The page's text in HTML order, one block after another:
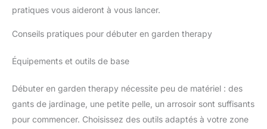
pratiques vous aideront à vous lancer.
Conseils pratiques pour débuter en garden therapy
Équipements et outils de base
Débuter en garden therapy nécessite peu de matériel : des
gants de jardinage, une petite pelle, un arrosoir sont suffisants
pour commencer. Choisissez des outils adaptés à votre zone